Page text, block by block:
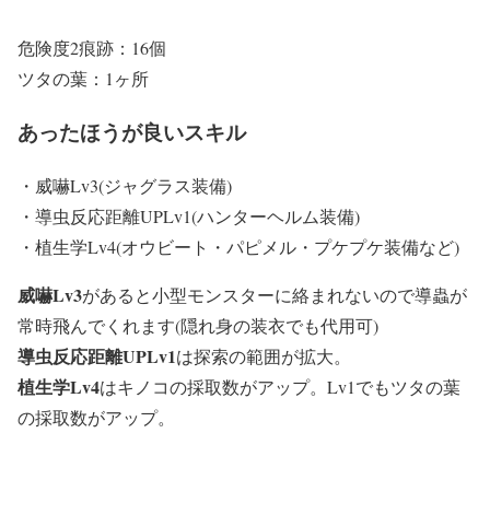
危険度2痕跡：16個
ツタの葉：1ヶ所
あったほうが良いスキル
・威嚇Lv3(ジャグラス装備)
・導虫反応距離UPLv1(ハンターヘルム装備)
・植生学Lv4(オウビート・パピメル・プケプケ装備など)
威嚇Lv3があると小型モンスターに絡まれないので導蟲が
常時飛んでくれます(隠れ身の装衣でも代用可)
導虫反応距離UPLv1は探索の範囲が拡大。
植生学Lv4はキノコの採取数がアップ。Lv1でもツタの葉
の採取数がアップ。